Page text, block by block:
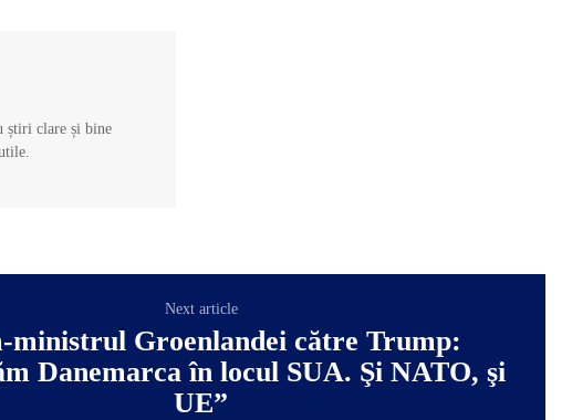
știri clare și bine
Next article
ministrul Groenlandei către Trump:
Danemarca în locul SUA. Şi NATO, şi
UE”